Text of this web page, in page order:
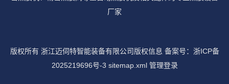
厂家
版权所有 浙江迈伺特智能装备有限公司版权信息 备案号： 浙ICP备
2025219696号-3 sitemap.xml 管理登录